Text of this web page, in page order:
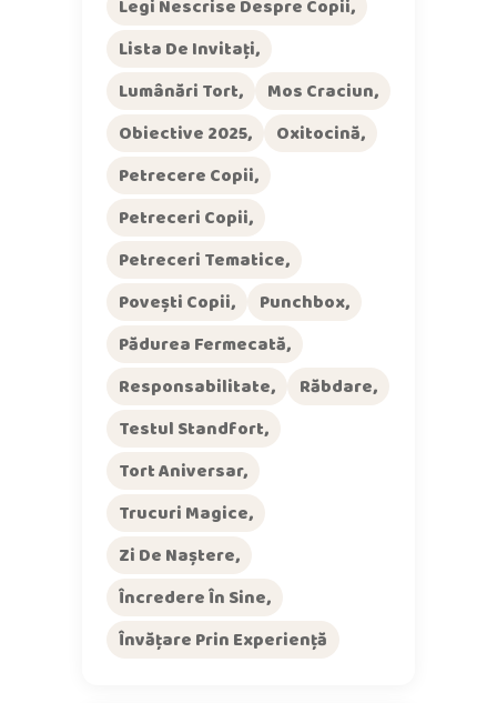
Legi Nescrise Despre Copii
Lista De Invitați
Lumânări Tort
Mos Craciun
Obiective 2025
Oxitocină
Petrecere Copii
Petreceri Copii
Petreceri Tematice
Povești Copii
Punchbox
Pădurea Fermecată
Responsabilitate
Răbdare
Testul Standfort
Tort Aniversar
Trucuri Magice
Zi De Naștere
Încredere În Sine
Învățare Prin Experiență